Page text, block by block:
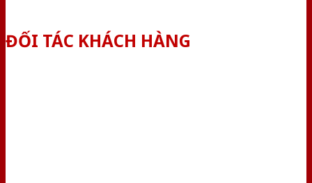
ĐỐI TÁC KHÁCH HÀNG